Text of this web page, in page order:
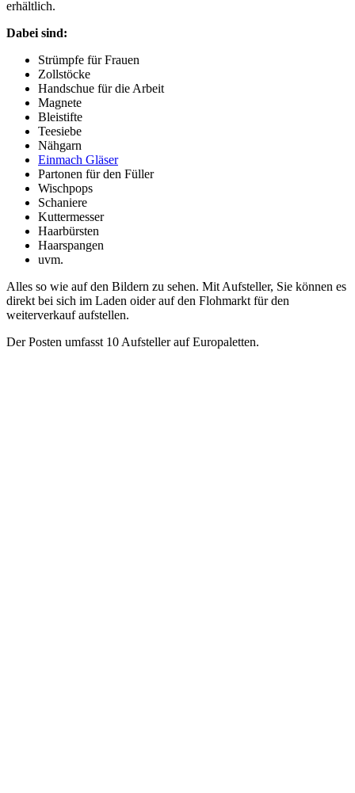
erhältlich.
Dabei sind:
Strümpfe für Frauen
Zollstöcke
Handschue für die Arbeit
Magnete
Bleistifte
Teesiebe
Nähgarn
Einmach Gläser
Partonen für den Füller
Wischpops
Schaniere
Kuttermesser
Haarbürsten
Haarspangen
uvm.
Alles so wie auf den Bildern zu sehen. Mit Aufsteller, Sie können es
direkt bei sich im Laden oider auf den Flohmarkt für den
weiterverkauf aufstellen.
Der Posten umfasst 10 Aufsteller auf Europaletten.